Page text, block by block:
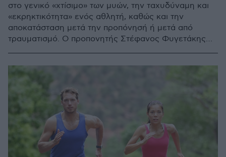
στο γενικό «χτίσιμο» των μυών, την ταχυδύναμη και
«εκρηκτικότητα» ενός αθλητή, καθώς και την
αποκατάσταση μετά την προπόνησή ή μετά από
τραυματισμό. Ο προπονητής Στέφανος Φυγετάκης